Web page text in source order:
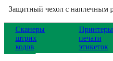
Сканеры
штрих
кодов
Принтеры
печати
этикеток